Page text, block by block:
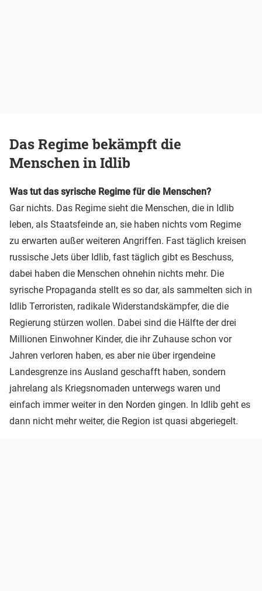
Das Regime bekämpft die
Menschen in Idlib
Was tut das syrische Regime für die Menschen?
Gar nichts. Das Regime sieht die Menschen, die in Idlib
leben, als Staatsfeinde an, sie haben nichts vom Regime
zu erwarten außer weiteren Angriffen. Fast täglich kreisen
russische Jets über Idlib, fast täglich gibt es Beschuss,
dabei haben die Menschen ohnehin nichts mehr. Die
syrische Propaganda stellt es so dar, als sammelten sich in
Idlib Terroristen, radikale Widerstandskämpfer, die die
Regierung stürzen wollen. Dabei sind die Hälfte der drei
Millionen Einwohner Kinder, die ihr Zuhause schon vor
Jahren verloren haben, es aber nie über irgendeine
Landesgrenze ins Ausland geschafft haben, sondern
jahrelang als Kriegsnomaden unterwegs waren und
einfach immer weiter in den Norden gingen. In Idlib geht es
dann nicht mehr weiter, die Region ist quasi abgeriegelt.